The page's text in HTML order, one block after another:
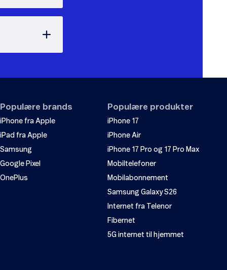
Populære brands
iPhone fra Apple
iPad fra Apple
Samsung
Google Pixel
OnePlus
Populære produkter
iPhone 17
iPhone Air
iPhone 17 Pro og 17 Pro Max
Mobiltelefoner
Mobilabonnement
Samsung Galaxy S26
Internet fra Telenor
Fibernet
5G internet til hjemmet